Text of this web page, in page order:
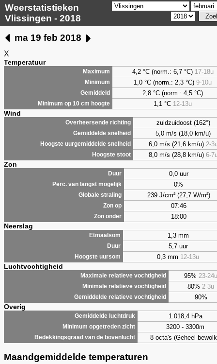
Weerstatistieken
Vlissingen - 2018
ma 19 feb 2018
X
Temperatuur
Maximum 4,2 °C (norm.: 6,7 °C) 17-18u
Minimum 1,0 °C (norm.: 2,3 °C) 9-10u
Gemiddeld 2,8 °C (norm.: 4,5 °C)
Minimum op 10 cm hoogte 1,1 °C 12-13u
Wind
Overheersende richting zuidzuidoost (162°)
Gemiddelde snelheid 5,0 m/s (18,0 km/u)
Hoogste uurgemiddelde snelheid 6,0 m/s (21,6 km/u) 2-
Hoogste stoot 8,0 m/s (28,8 km/u) 6-
Zon
Duur 0,0 uur
Perc. van langst mogelijk 0%
Globale straling 239 J/cm² (27,7 W/m²)
Zon op 07:46
Zon onder 18:00
Neerslag
Etmaalsom 1,3 mm
Duur 5,7 uur
Hoogste uursom 0,3 mm 12-13u
Luchtvochtigheid
Maximale relatieve vochtigheid 95% 23-24u
Minimale relatieve vochtigheid 80% 2-3u
Gemiddelde relatieve vochtigheid 90%
Overig
Gemiddelde luchtdruk 1.018,4 hPa
Minimum opgetreden zicht 3200 - 3300m
Bedekkingsgraad van de bovenlucht 8 octa's (Geheel
Maandgemiddelde temperaturen